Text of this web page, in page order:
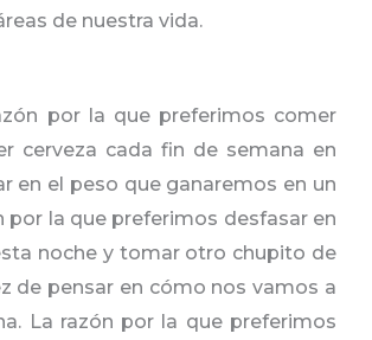
de nuestra vida.
por la que preferimos comer
cerveza cada fin de semana en
en el peso que ganaremos en un
por la que preferimos desfasar en
noche y tomar otro chupito de
de pensar en cómo nos vamos a
La razón por la que preferimos